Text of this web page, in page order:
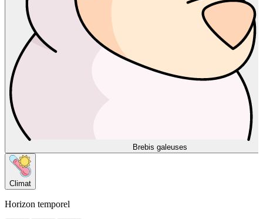
Brebis galeuses
Climat
Horizon temporel